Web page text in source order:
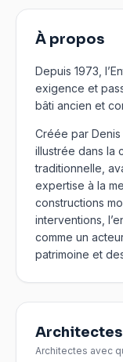
À propos
Depuis 1973,
exigence et
bâti ancien et
Créée par Denis
illustrée dans la
traditionnelle,
expertise à la
constructions
interventions,
comme un
patrimoine et
Architectes avec